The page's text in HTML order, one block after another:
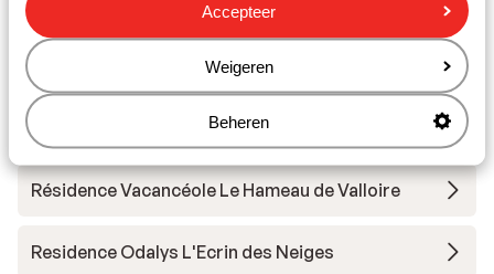
Accepteer
Weigeren
Beheren
Résidence Les Chalets du Galibier
Résidence Les Chalets du Galibier -
Voordeeltarief
Résidence Vacancéole Le Hameau de Valloire
Residence Odalys L'Ecrin des Neiges